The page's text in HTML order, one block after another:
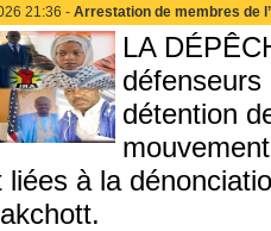
21:36 - Arrestation de membres de
LA
défenseurs
détention
liées à la